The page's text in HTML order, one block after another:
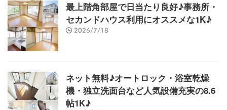
最上階角部屋で日当たり良好♪事務所・
セカンドハウス利用にオススメな1K♪
2026/7/18
ネット無料♪オートロック・浴室乾燥
機・独立洗面台など人気設備充実の8.6
帖1K♪